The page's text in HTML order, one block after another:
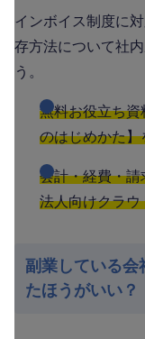
インボイス制度に
存方法について社
う。
無料お役立ち
のはじめかた
会計・経費・
法人向けクラ
副業している会
たほうがいい？